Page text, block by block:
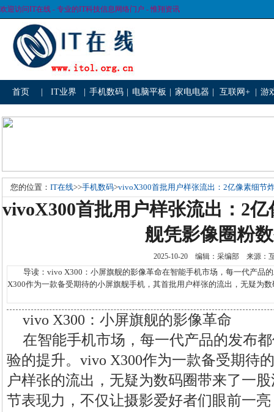
欢迎访问IT在线 - 专业的IT科技信息网络门户 - 惟翔资讯
首页 IT业界 手机数码 电脑平板 家电电器 互联网+ 游
您的位置： IT在线>>手机数码>vivoX300首批用户样张流出：2亿像素细节
vivoX300首批用户样张流出：2
舰凭影像圈粉
2025-10-20 编辑：采编部 来源
导读：vivo X300：小屏旗舰的影像革命在智能手机市场，每一代产品
X300作为一款备受期待的小屏旗舰手机，其首批用户样张的流出，无疑为
vivo X300：小屏旗舰的影像革命
在智能手机市场，每一代产品的发布
验的提升。vivo X300作为一款备受期待
户样张的流出，无疑为数码圈带来了一
节表现力，不仅让摄影爱好者们眼前一